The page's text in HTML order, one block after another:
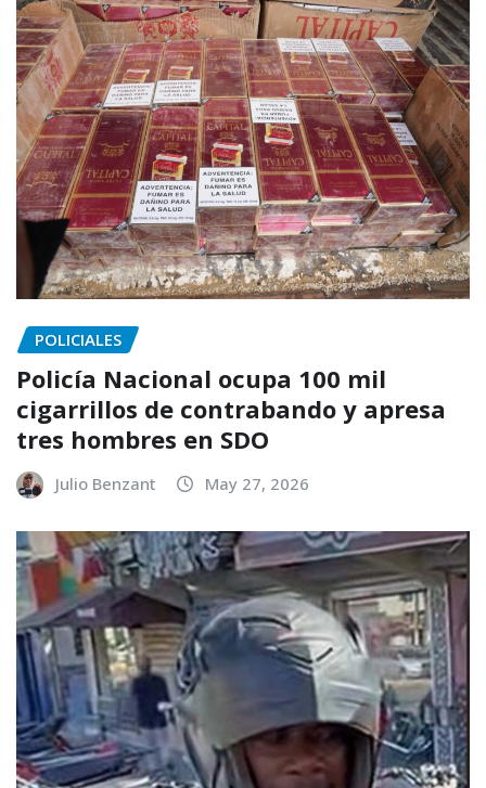
POLICIALES
Policía Nacional ocupa 100 mil
cigarrillos de contrabando y apresa
tres hombres en SDO
Julio Benzant May 27, 2026